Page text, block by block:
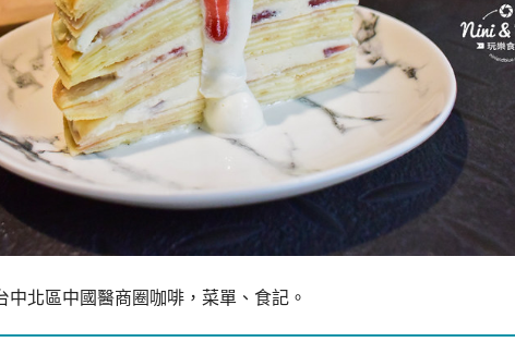
中北區中國醫商圈咖啡，菜單、食記。